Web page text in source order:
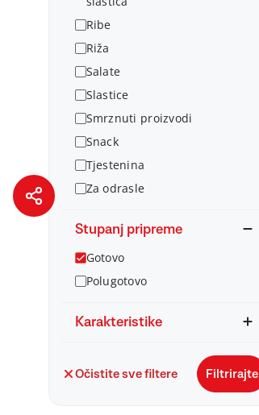
Ribe
Riža
Salate
Slastice
Smrznuti proizvodi
Snack
Tjestenina
Za odrasle
Stupanj pripreme
Gotovo
Polugotovo
Karakteristike
Očistite sve filtere Filtrirajte